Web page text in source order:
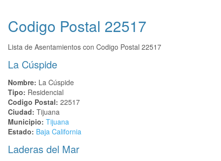
Codigo Postal 22517
Lista de Asentamientos con Codigo Postal 22517
La Cúspide
Nombre: La Cúspide
Tipo: Residencial
Codigo Postal: 22517
Ciudad: Tijuana
Municipio: Tijuana
Estado: Baja California
Laderas del Mar